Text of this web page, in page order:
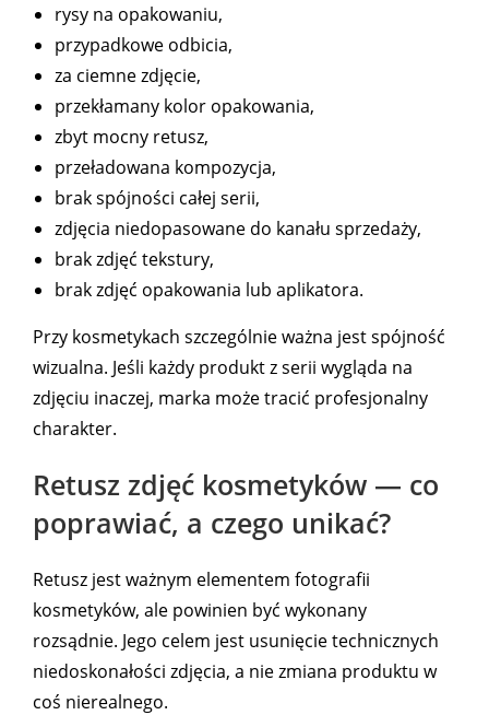
rysy na opakowaniu,
przypadkowe odbicia,
za ciemne zdjęcie,
przekłamany kolor opakowania,
zbyt mocny retusz,
przeładowana kompozycja,
brak spójności całej serii,
zdjęcia niedopasowane do kanału sprzedaży,
brak zdjęć tekstury,
brak zdjęć opakowania lub aplikatora.
Przy kosmetykach szczególnie ważna jest spójność
wizualna. Jeśli każdy produkt z serii wygląda na
zdjęciu inaczej, marka może tracić profesjonalny
charakter.
Retusz zdjęć kosmetyków — co
poprawiać, a czego unikać?
Retusz jest ważnym elementem fotografii
kosmetyków, ale powinien być wykonany
rozsądnie. Jego celem jest usunięcie technicznych
niedoskonałości zdjęcia, a nie zmiana produktu w
coś nierealnego.